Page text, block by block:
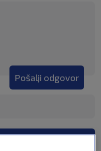
Pošalji odgovor